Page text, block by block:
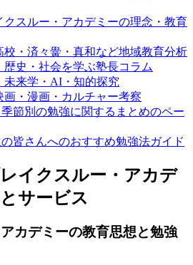
スルー・アカデミーの理念・教育
・済々黌・真和など地域教育分析
史・社会を学ぶ塾長コラム
来学・AI・知的探究
・漫画・カルチャー考察
節別の勉強に関するまとめのペー
皆さんへのおすすめ勉強法ガイド
イクスルー・アカデ
サービス
カデミーの教育思想と勉強